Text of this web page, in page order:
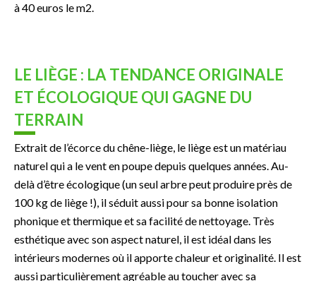
à 40 euros le m2.
LE LIÈGE : LA TENDANCE ORIGINALE
ET ÉCOLOGIQUE QUI GAGNE DU
TERRAIN
Extrait de l’écorce du chêne-liège, le liège est un matériau
naturel qui a le vent en poupe depuis quelques années. Au-
delà d’être écologique (un seul arbre peut produire près de
100 kg de liège !), il séduit aussi pour sa bonne isolation
phonique et thermique et sa facilité de nettoyage. Très
esthétique avec son aspect naturel, il est idéal dans les
intérieurs modernes où il apporte chaleur et originalité. Il est
aussi particulièrement agréable au toucher avec sa